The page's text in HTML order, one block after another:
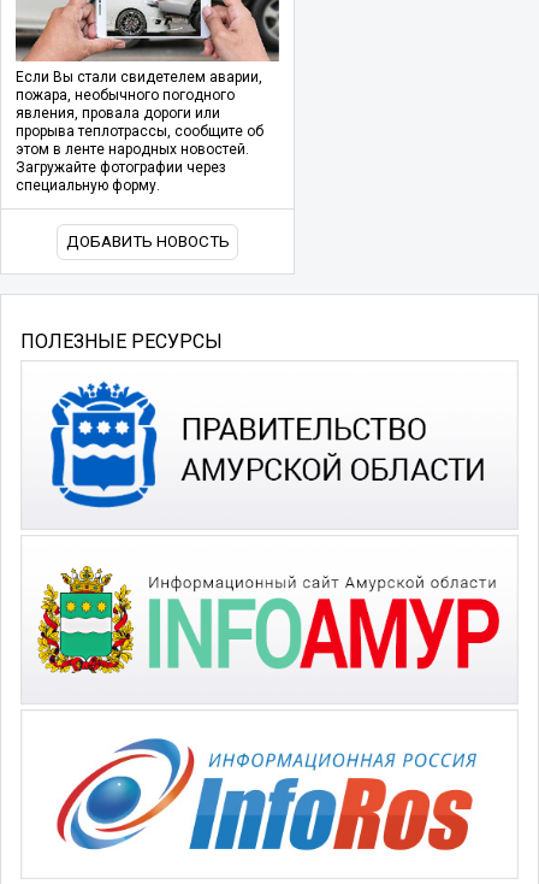
Если Вы стали свидетелем аварии,
пожара, необычного погодного
явления, провала дороги или
прорыва теплотрассы, сообщите об
этом в ленте народных новостей.
Загружайте фотографии через
специальную форму.
ДОБАВИТЬ НОВОСТЬ
ПОЛЕЗНЫЕ РЕСУРСЫ